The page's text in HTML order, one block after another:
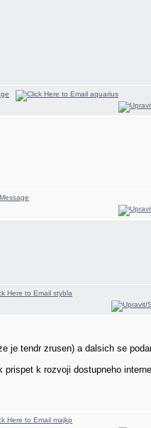
je tendr zrusen) a dalsich se
k rozvoji dostupneho